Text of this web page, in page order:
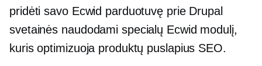
pridėti savo Ecwid parduotuvę prie Drupal
svetainės naudodami specialų Ecwid modulį,
kuris optimizuoja produktų puslapius SEO.